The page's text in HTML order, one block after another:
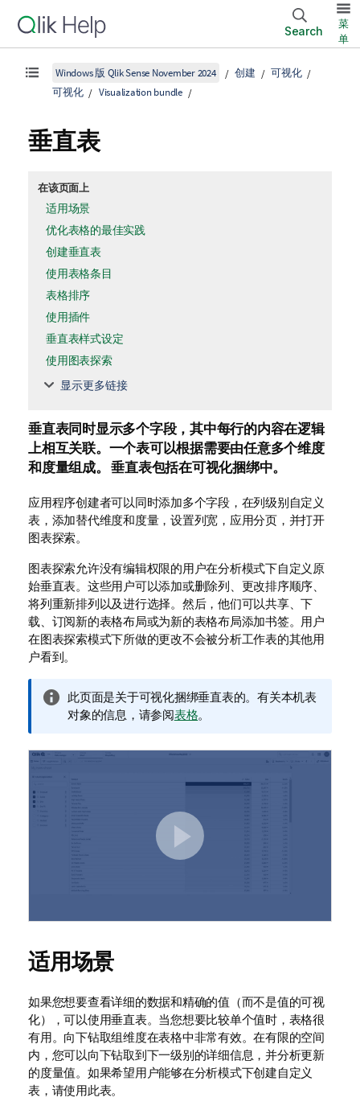
Search
菜
单
Windows 版 Qlik Sense November 2024 创建
可视化
可视化
Visualization bundle
垂直表
在该页面上
适用场景
优化表格的最佳实践
创建垂直表
使用表格条目
表格排序
使用插件
垂直表样式设定
使用图表探索
显示更多链接
垂直表同时显示多个字段，其中每行的内容在逻辑
上相互关联。一个表可以根据需要由任意多个维度
和度量组成。 垂直表包括在可视化捆绑中。
应用程序创建者可以同时添加多个字段，在列级别自定义
表，添加替代维度和度量，设置列宽，应用分页，并打开
图表探索。
图表探索允许没有编辑权限的用户在分析模式下自定义原
始垂直表。这些用户可以添加或删除列、更改排序顺序、
将列重新排列以及进行选择。然后，他们可以共享、下
载、订阅新的表格布局或为新的表格布局添加书签。用户
在图表探索模式下所做的更改不会被分析工作表的其他用
户看到。
信
息
释
此页面是关于可视化捆绑垂直表的。有关本机表
对象的信息，请参阅表格。
适用场景
如果您想要查看详细的数据和精确的值（而不是值的可视
化），可以使用垂直表。当您想要比较单个值时，表格很
有用。向下钻取组维度在表格中非常有效。在有限的空间
内，您可以向下钻取到下一级别的详细信息，并分析更新
的度量值。如果希望用户能够在分析模式下创建自定义
表，请使用此表。